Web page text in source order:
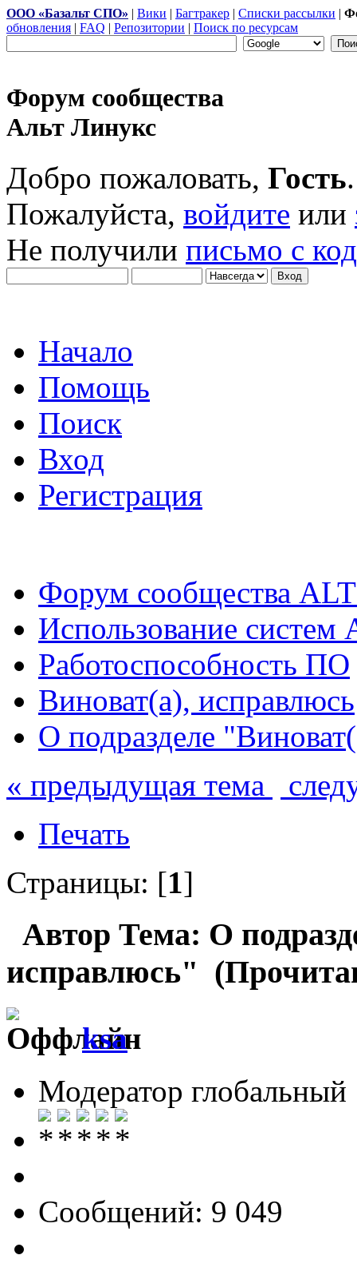
ООО «Базальт СПО» | Вики | Багтракер | Списки рассылки |
обновления | FAQ | Репозитории | Поиск по ресурсам
Форум сообщества
Альт Линукс
Добро пожаловать, Гость.
Пожалуйста, войдите или
Не получили письмо с
Начало
Помощь
Поиск
Вход
Регистрация
Форум сообщества
Использование систем
Работоспособность ПО
Виноват(а), исправлюсь
О подразделе
« предыдущая тема
Печать
Страницы: [1]
Автор Тема: О
исправлюсь"
ksa
Модератор глобальный
Сообщений: 9 049